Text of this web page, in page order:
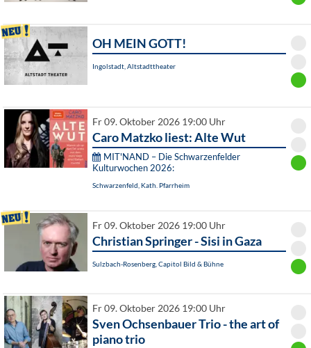
OH MEIN GOTT!
Ingolstadt, Altstadttheater
Fr 09. Oktober 2026 19:00 Uhr
Caro Matzko liest: Alte Wut
MIT'NAND – Die Schwarzenfelder
Kulturwochen 2026:
Schwarzenfeld, Kath. Pfarrheim
Fr 09. Oktober 2026 19:00 Uhr
Christian Springer - Sisi in Gaza
Sulzbach-Rosenberg, Capitol Bild & Bühne
Fr 09. Oktober 2026 19:00 Uhr
Sven Ochsenbauer Trio - the art of
piano trio